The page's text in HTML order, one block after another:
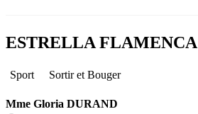
ESTRELLA FLAMENCA
Sport Sortir et Bouger
Mme Gloria DURAND